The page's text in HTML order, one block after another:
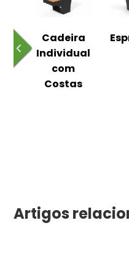
Cadeira
Individual
com
Costas
Artigos